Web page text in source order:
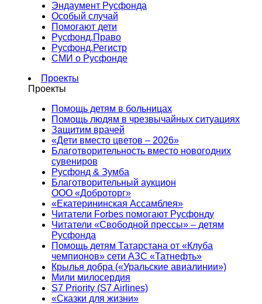
Эндаумент Русфонда
Особый случай
Помогают дети
Русфонд.Право
Русфонд.Регистр
СМИ о Русфонде
Проекты
Проекты
Помощь детям в больницах
Помощь людям в чрезвычайных ситуациях
Защитим врачей
«Дети вместо цветов – 2026»
Благотворительность вместо новогодних
сувениров
Русфонд & Зумба
Благотворительный аукцион
ООО «Доброторг»
«Екатерининская Ассамблея»
Читатели Forbes помогают Русфонду
Читатели «Свободной прессы» – детям
Русфонда
Помощь детям Татарстана от «Клуба
чемпионов» сети АЗС «Татнефть»
Крылья добра («Уральские авиалинии»)
Мили милосердия
S7 Priority (S7 Airlines)
«Сказки для жизни»